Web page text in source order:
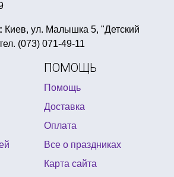
купить киев
киев
на девочку
приборы
в стиле микки мауса
questbox
на новый год
Киев, ул. Малышка 5, "Детский
(073) 071-49-11
ПОМОЩЬ
Помощь
Доставка
Оплата
Все о праздниках
Карта сайта